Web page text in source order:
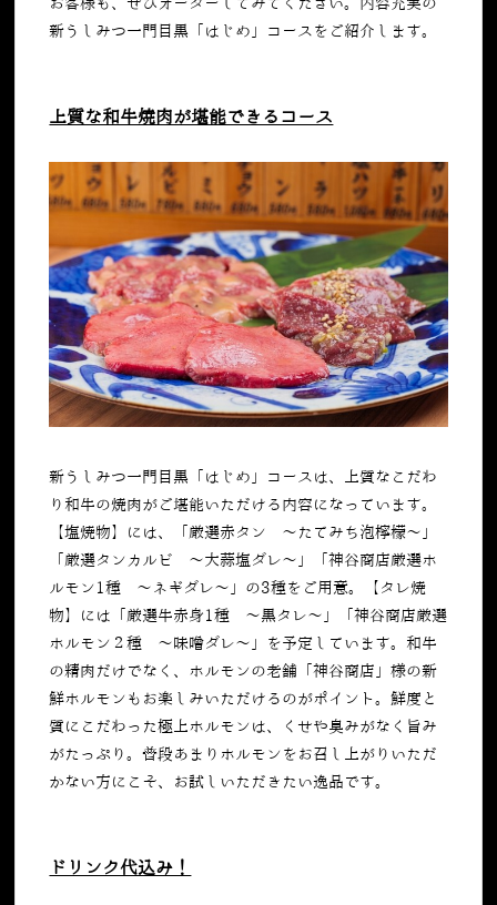
お客様も、ぜひオーダーしてみてください。内容充実の
新うしみつ一門目黒「はじめ」コースをご紹介します。
上質な和牛焼肉が堪能できるコース
新うしみつ一門目黒「はじめ」コースは、上質なこだわ
り和牛の焼肉がご堪能いただける内容になっています。
【塩焼物】には、「厳選赤タン ～たてみち泡檸檬～」
「厳選タンカルビ ～大蒜塩ダレ～」「神谷商店厳選ホ
ルモン1種 ～ネギダレ～」の3種をご用意。【タレ焼
物】には「厳選牛赤身1種 ～黒タレ～」「神谷商店厳選
ホルモン２種 ～味噌ダレ～」を予定しています。和牛
の精肉だけでなく、ホルモンの老舗「神谷商店」様の新
鮮ホルモンもお楽しみいただけるのがポイント。鮮度と
質にこだわった極上ホルモンは、くせや臭みがなく旨み
がたっぷり。普段あまりホルモンをお召し上がりいただ
かない方にこそ、お試しいただきたい逸品です。
ドリンク代込み！